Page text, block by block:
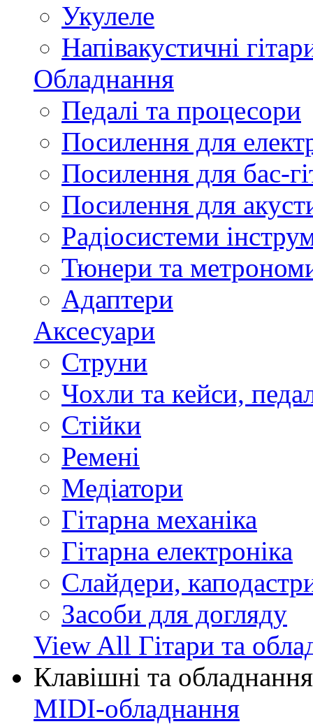
Укулеле
Напівакустичні
Обладнання
Педалі та процесори
Посилення для
Посилення для бас-
Посилення для
Радіосистеми
Тюнери та
Адаптери
Аксесуари
Струни
Чохли та кейси,
Стійки
Ремені
Медіатори
Гітарна механіка
Гітарна електроніка
Слайдери,
Засоби для догляду
View All Гітари та
Клавішні та обладнання
MIDI-обладнання